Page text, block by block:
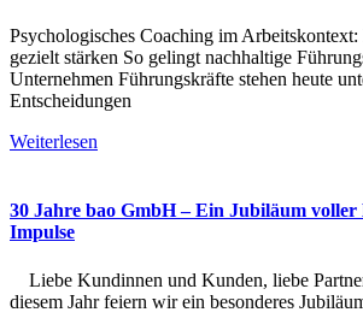
Psychologisches Coaching im
gezielt stärken So gelingt nachhaltige
Unternehmen Führungskräfte stehen heute
Entscheidungen
Weiterlesen
30 Jahre bao GmbH – Ein Jubiläum
Impulse
Liebe Kundinnen und Kunden, liebe
diesem Jahr feiern wir ein besonderes